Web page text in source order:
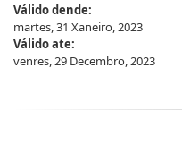
Válido dende:
martes, 31 Xaneiro, 2023
Válido ate:
venres, 29 Decembro, 2023